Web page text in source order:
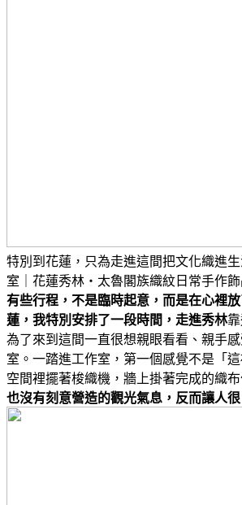
特別到花蓮，只為走進這間把文化織進
室｜花蓮秀林・太魯閣族織紋日常手作飾
有些行程，不是臨時起意，而是在心裡
蓮，我特別安排了一段時間，走進秀林
為了來到這間一直很想親眼看看、親手
室。一踏進工作室，第一個感覺不是「
空間裡擺著梭織機，牆上掛著完成的織
也沒有刻意營造的觀光氣息，反而讓人